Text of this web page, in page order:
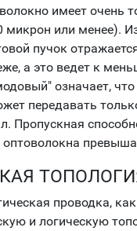
имеет очень
микрон или менее).
пучок
а это ведет к
означает, что
передавать
Пропускная
проводка,
и логическую